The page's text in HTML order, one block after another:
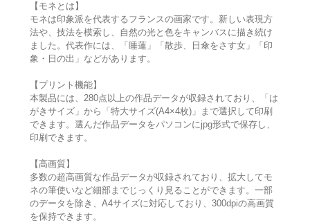
【モネとは】
モネは印象派を代表するフランスの画家です。新しい表現方
法や、技法を模索し、自然の光と色をキャンバスに描き続け
ました。代表作には、「睡蓮」「散歩、日傘をさす女」「印
象・日の出」などがあります。
【プリント機能】
本製品には、280点以上の作品データが収録されており、「は
がきサイズ」から「特大サイズ(A4×4枚)」まで選択して印刷
できます。選んだ作品データをパソコンにjpg形式で保存し、
印刷できます。
【高画質】
多数の超高画質な作品データが収録されており、拡大してモ
ネの筆使いなど細部までじっくり見ることができます。一部
のデータを除き、A4サイズに対応しており、300dpiの高画質
を保持できます。